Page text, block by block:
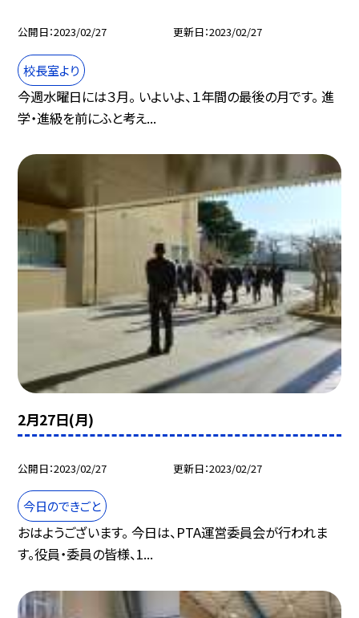
公開日 2023/02/27 更新日 2023/02/27
校長室より
今週水曜日には３月。 いよいよ、１年間の最後の月です。 進
学・進級を前にふと考え...
2月27日(月)
公開日 2023/02/27 更新日 2023/02/27
今日のできごと
おはようございます。 今日は、PTA運営委員会が行われま
す。役員・委員の皆様、1...